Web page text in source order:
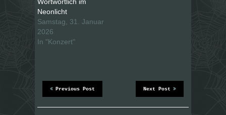
t
(
e
u
m m
Neonlicht
Samstag, 31. Januar
2026
In "Konzert"
Next Post
Previous Post